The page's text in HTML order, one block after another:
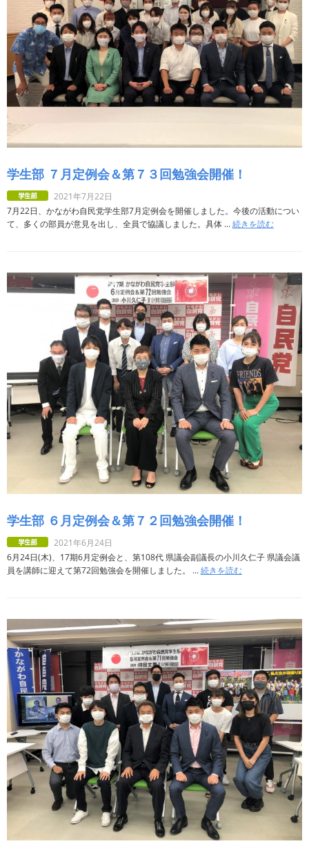
学生部 ７月定例会＆第７３回勉強会開催！
2021年7月22日
7月22日、かながわ自民党学生部7月定例会を開催しました。今後の活動につい
て、多くの部員が意見を出し、全員で協議しました。具体 ...続きを読む
学生部 ６月定例会＆第７２回勉強会開催！
2021年6月24日
6月24日(木)、17期6月定例会と、第108代 県議会副議長の小川久仁子 県議会議
員を講師に迎えて第72回勉強会を開催しました。 ...続きを読む